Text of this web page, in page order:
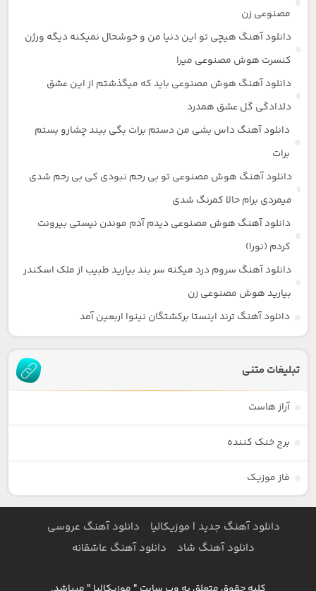
مصنوعی زن
دانلود آهنگ هیچی تو این دنیا من و خوشحال نمیکنه دیگه ورژن
کنسرت هوش مصنوعی میرا
دانلود آهنگ هوش مصنوعی باید که میگذشتم از این عشق
دلدادگی گل عشق همدرد
دانلود آهنگ داس بشی من دستم برات بگی ببند چشارو بستم
برات
دانلود آهنگ هوش مصنوعی تو بی رحم نبودی کی بی رحم شدی
میمردی برام حالا کمرنگ شدی
دانلود آهنگ هوش مصنوعی دیدم آدم موندن نیستی بیرونت
کردم (نورا)
دانلود آهنگ سروم درد میکنه سر بند بیارید طبیب از ملک اسکندر
بیارید هوش مصنوعی زن
دانلود آهنگ ترند اینستا برکشتگان نینوا اربعین آمد
تبلیغات متنی
آراز هاست
برج خنک کننده
فاز موزیک
دانلود آهنگ جدید | موزیکالیا
دانلود آهنگ عروسی
دانلود آهنگ شاد
دانلود آهنگ عاشقانه